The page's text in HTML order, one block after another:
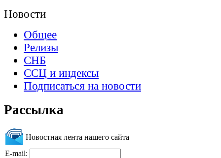
Новости
Общее
Релизы
СНБ
ССЦ и индексы
Подписаться на новости
Рассылка
Новостная лента нашего сайта
E-mail: